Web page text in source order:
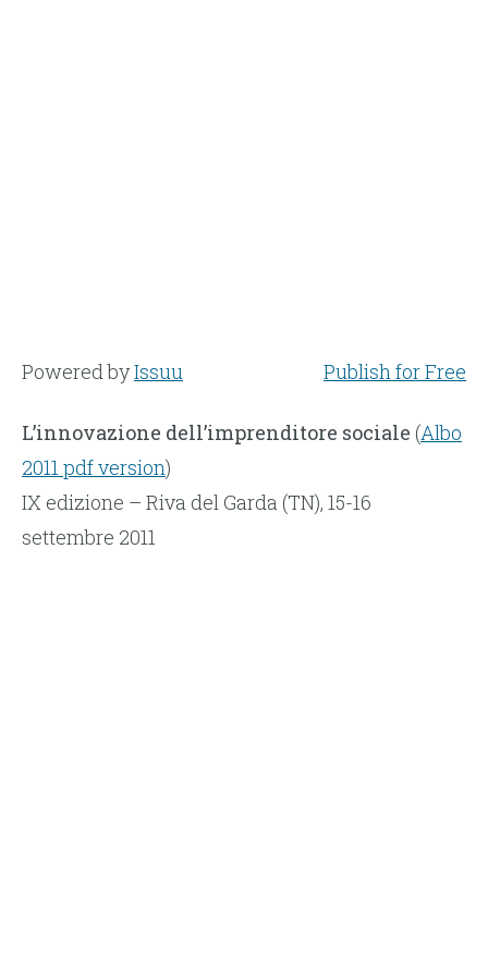
Powered byIssuu Publish for Free
L’innovazione dell’imprenditore sociale (Albo
2011 pdf version)
IX edizione – Riva del Garda (TN), 15-16
settembre 2011